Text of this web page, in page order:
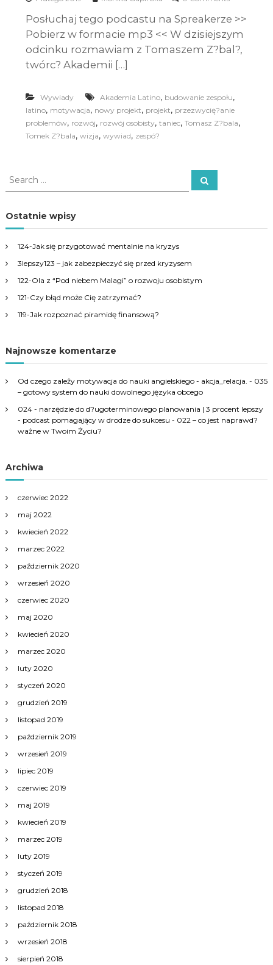
Posłuchaj tego podcastu na Spreakerze >>
Pobierz w formacie mp3 << W dzisiejszym
odcinku rozmawiam z Tomaszem Z?bal?,
twórc? Akademii […]
Wywiady Akademia Latino, budowanie zespołu,
latino, motywacja, nowy projekt, projekt, przezwycię?anie
problemów, rozwój, rozwój osobisty, taniec, Tomasz Z?bala,
Tomek Z?bala, wizja, wywiad, zespó?
S
r
c
f
o
r
S
e
Ostatnie wpisy
124-Jak się przygotować mentalnie na kryzys
3lepszy123 – jak zabezpieczyć się przed kryzysem
122-Ola z “Pod niebem Malagi” o rozwoju osobistym
121-Czy błąd może Cię zatrzymać?
119-Jak rozpoznać piramidę finansową?
Najnowsze komentarze
Od czego zależy motywacja do nauki angielskiego - akcja_relacja. - 035
– gotowy system do nauki dowolnego języka obcego
024 - narzędzie do d?ugoterminowego planowania | 3 procent lepszy
- podcast pomagający w drodze do sukcesu - 022 – co jest naprawd?
ważne w Twoim Życiu?
Archiwa
czerwiec 2022
maj 2022
kwiecień 2022
marzec 2022
październik 2020
wrzesień 2020
czerwiec 2020
maj 2020
kwiecień 2020
marzec 2020
luty 2020
styczeń 2020
grudzień 2019
listopad 2019
październik 2019
wrzesień 2019
lipiec 2019
czerwiec 2019
maj 2019
kwiecień 2019
marzec 2019
luty 2019
styczeń 2019
grudzień 2018
listopad 2018
październik 2018
wrzesień 2018
sierpień 2018